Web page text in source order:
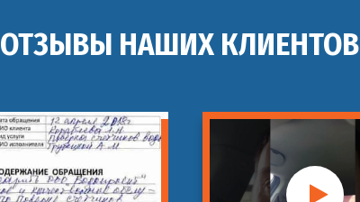
ОТЗЫВЫ НАШИХ КЛИЕНТОВ